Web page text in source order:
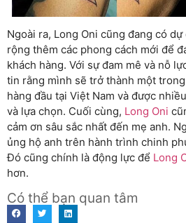
Ngoài ra, Long Oni cũng đang có
rộng thêm các phong cách mới để
khách hàng. Với sự đam mê và nỗ
tin rằng mình sẽ trở thành một
hàng đầu tại Việt Nam và được
và lựa chọn. Cuối cùng, Long Oni
cảm ơn sâu sắc nhất đến mẹ anh.
ủng hộ anh trên hành trình chinh
Đó cũng chính là động lực để Long
hơn.
Có thể bạn quan tâm